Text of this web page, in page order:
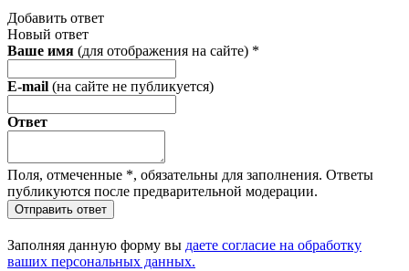
Добавить ответ
Новый ответ
Ваше имя (для отображения на сайте) *
E-mail (на сайте не публикуется)
Ответ
Поля, отмеченные *, обязательны для заполнения. Ответы
публикуются после предварительной модерации.
Отправить ответ
Заполняя данную форму вы даете согласие на обработку
ваших персональных данных.